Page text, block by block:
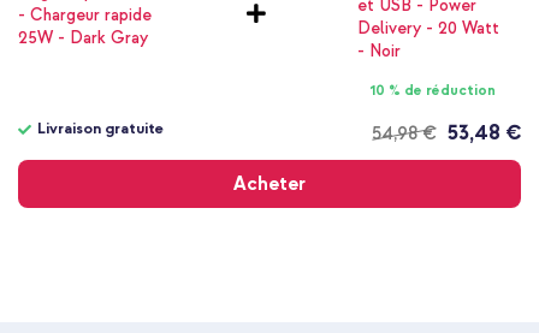
Smartphone
10 % de réduction
54,98 €
Livraison gratuite 53,48 €
Acheter
gratuite